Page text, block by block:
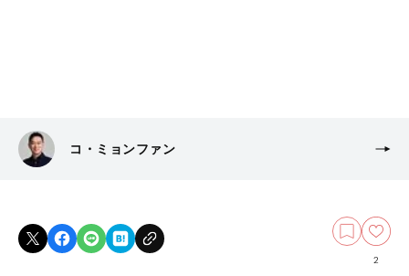
コ・ミョンファン
2